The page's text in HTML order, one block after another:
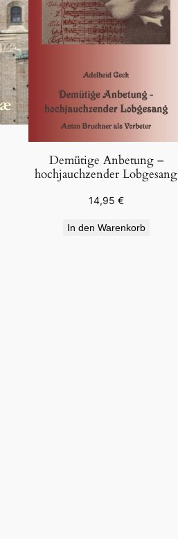
Demütige Anbetung –
hochjauchzender Lobgesang
14,95 €
In den Warenkorb